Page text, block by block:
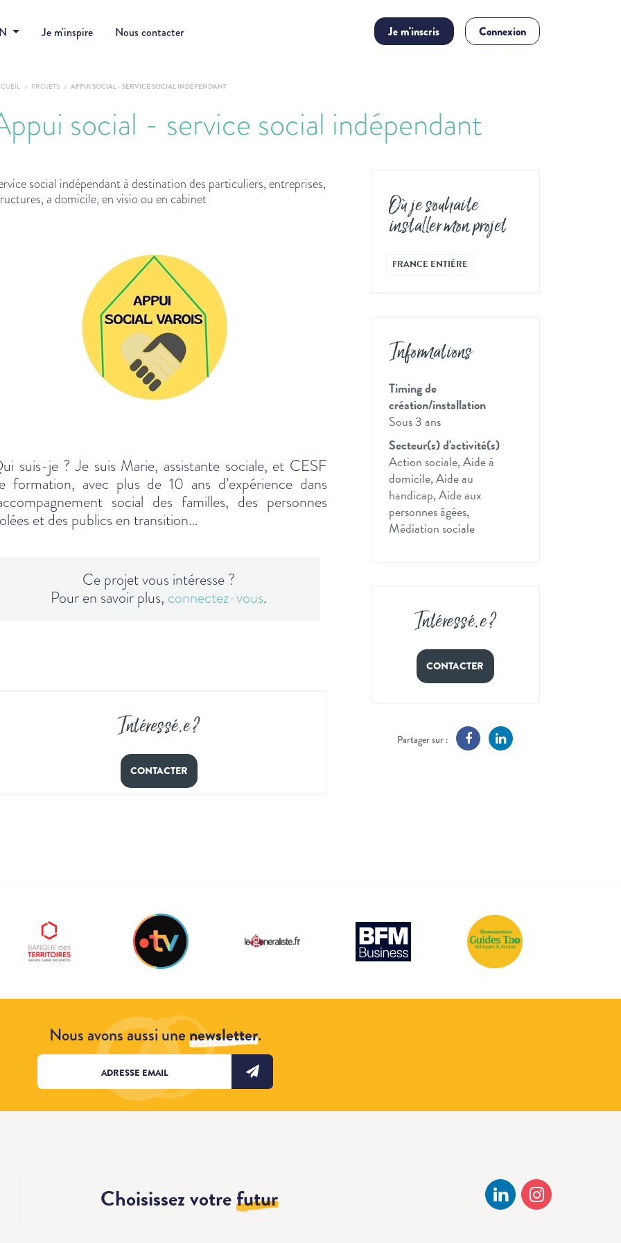
Je m'inspire Nous contacter Je m'inscris Connexion
PROJETS APPUI SOCIAL - SERVICE SOCIAL INDÉPENDANT
social - service social indépendant
social indépendant à destination des particuliers, entreprises,
a domicile, en visio ou en cabinet
suis-je ? Je suis Marie, assistante sociale, et CESF
formation, avec plus de 10 ans d’expérience dans
social des familles, des personnes
et des publics en transition…
Ce projet vous intéresse ?
Pour en savoir plus, connectez-vous.
Intéressé.e ?
CONTACTER
Où je souhaite
installer mon projet
FRANCE ENTIÈRE
Informations
Timing de
création/installation
Sous 3 ans
Secteur(s) d'activité(s)
Action sociale, Aide à
domicile, Aide au
handicap, Aide aux
personnes âgées,
Médiation sociale
Intéressé.e ?
CONTACTER
Partager sur :
Nous avons aussi unenewsletter.
Choisissez votrefutur